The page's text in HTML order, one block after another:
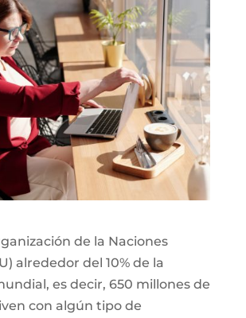
de la Naciones
alrededor del 10% de la
es decir, 650 millones de
con algún tipo de